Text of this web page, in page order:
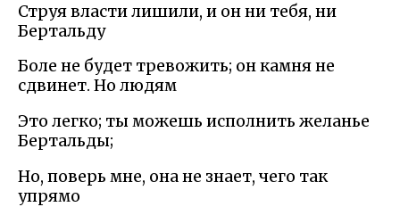
Струя власти лишили, и он ни тебя, ни
Бертальду
Боле не будет тревожить; он камня не
сдвинет. Но людям
Это легко; ты можешь исполнить желанье
Бертальды;
Но, поверь мне, она не знает, чего так
упрямо